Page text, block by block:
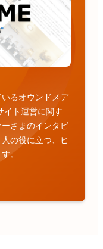
いるオウンドメデ
イト運営に関す
さまのインタビ
の役に立つ、ヒ
。